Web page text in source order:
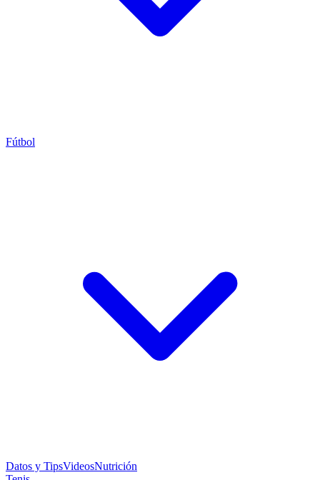
Fútbol
Datos y TipsVideosNutrición